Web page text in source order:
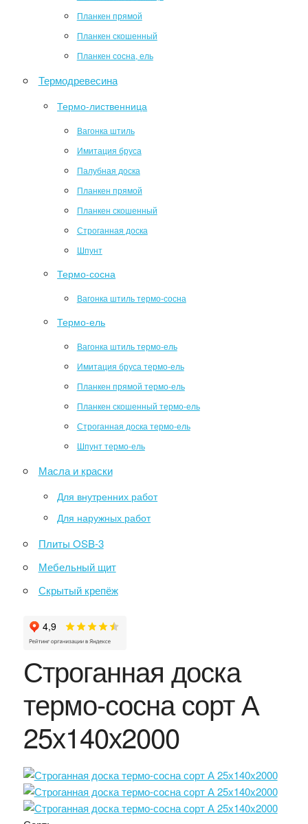
Планкен прямой
Планкен скошенный
Планкен сосна, ель
Термодревесина
Термо-лиственница
Вагонка штиль
Имитация бруса
Палубная доска
Планкен прямой
Планкен скошенный
Строганная доска
Шпунт
Термо-сосна
Вагонка штиль термо-сосна
Термо-ель
Вагонка штиль термо-ель
Имитация бруса термо-ель
Планкен прямой термо-ель
Планкен скошенный термо-ель
Строганная доска термо-ель
Шпунт термо-ель
Масла и краски
Для внутренних работ
Для наружных работ
Плиты OSB-3
Мебельный щит
Скрытый крепёж
Строганная доска
термо-сосна сорт А
25х140х2000